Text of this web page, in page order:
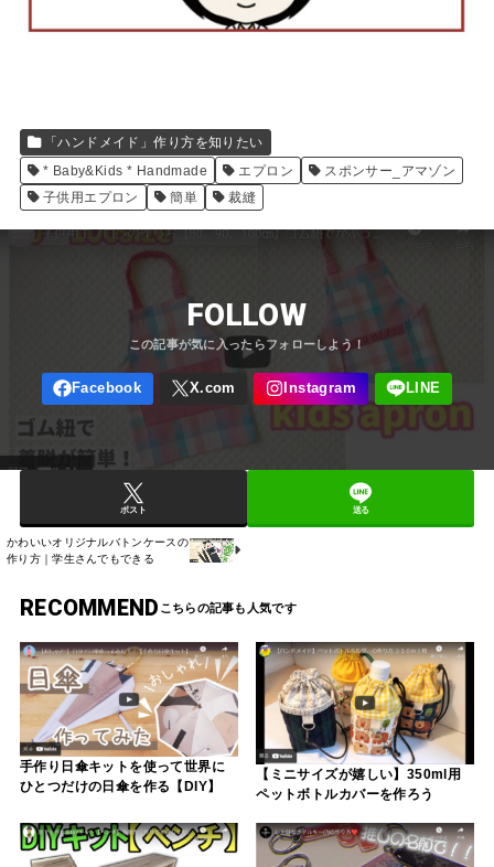
「ハンドメイド」作り方を知りたい
* Baby&Kids * Handmade
エプロン
スポンサー_アマゾン
子供用エプロン
簡単 裁縫
FOLLOW
ポスト 送る
かわいいオリジナルバトンケースの
作り方｜学生さんでもできる
RECOMMEND
手作り日傘キットを使って世界に
ひとつだけの日傘を作る【DIY】
【ミニサイズが嬉しい】350ml用
ペットボトルカバーを作ろう